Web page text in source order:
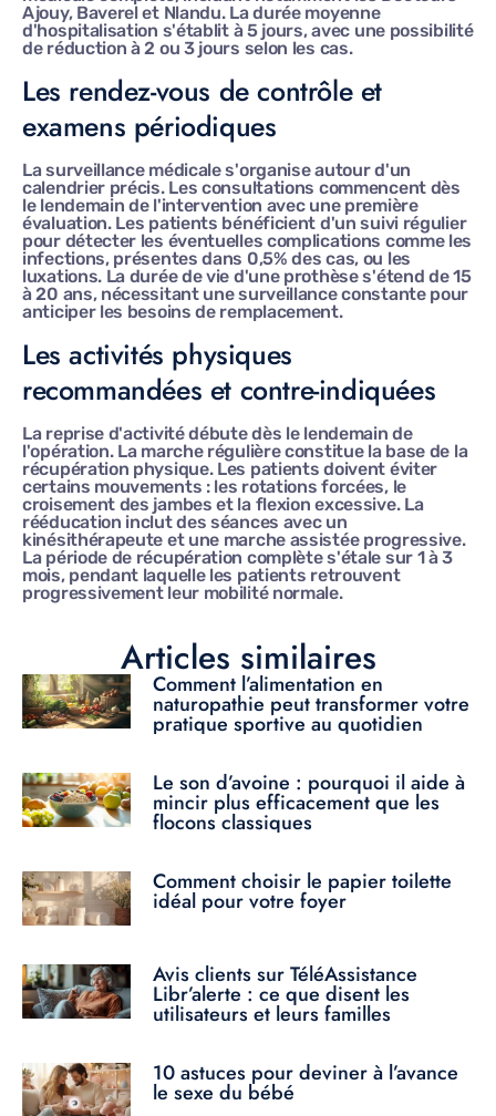
Ajouy, Baverel et Nlandu. La durée moyenne
d'hospitalisation s'établit à 5 jours, avec une possibilité
de réduction à 2 ou 3 jours selon les cas.
Les rendez-vous de contrôle et
examens périodiques
La surveillance médicale s'organise autour d'un
calendrier précis. Les consultations commencent dès
le lendemain de l'intervention avec une première
évaluation. Les patients bénéficient d'un suivi régulier
pour détecter les éventuelles complications comme les
infections, présentes dans 0,5% des cas, ou les
luxations. La durée de vie d'une prothèse s'étend de 15
à 20 ans, nécessitant une surveillance constante pour
anticiper les besoins de remplacement.
Les activités physiques
recommandées et contre-indiquées
La reprise d'activité débute dès le lendemain de
l'opération. La marche régulière constitue la base de la
récupération physique. Les patients doivent éviter
certains mouvements : les rotations forcées, le
croisement des jambes et la flexion excessive. La
rééducation inclut des séances avec un
kinésithérapeute et une marche assistée progressive.
La période de récupération complète s'étale sur 1 à 3
mois, pendant laquelle les patients retrouvent
progressivement leur mobilité normale.
Articles similaires
Comment l’alimentation en
naturopathie peut transformer votre
pratique sportive au quotidien
Le son d’avoine : pourquoi il aide à
mincir plus efficacement que les
flocons classiques
Comment choisir le papier toilette
idéal pour votre foyer
Avis clients sur TéléAssistance
Libr’alerte : ce que disent les
utilisateurs et leurs familles
10 astuces pour deviner à l’avance
le sexe du bébé